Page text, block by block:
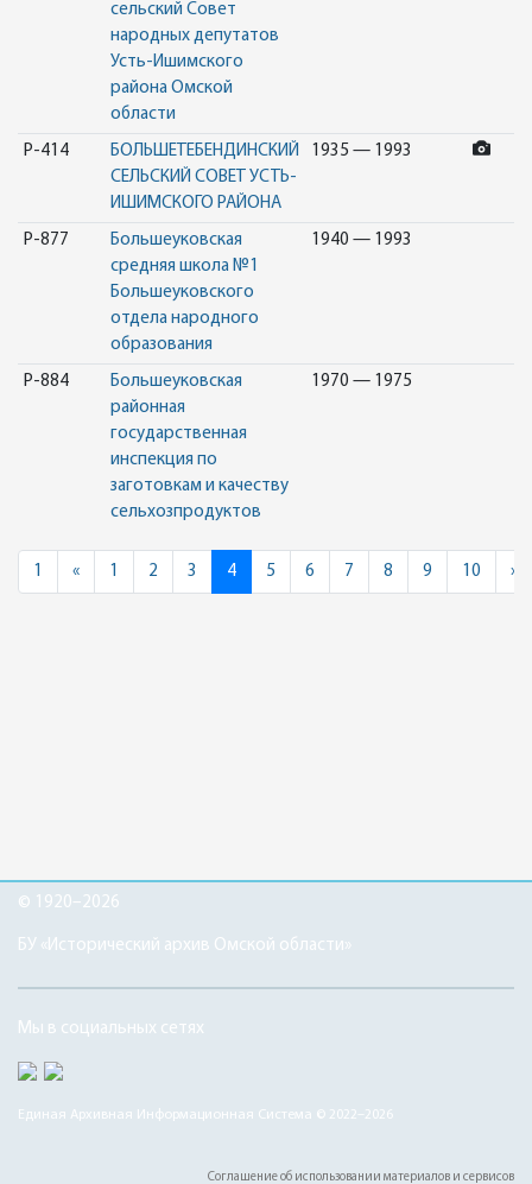
сельский Совет
народных депутатов
Усть-Ишимского
района Омской
области
Р-414
БОЛЬШЕТЕБЕНДИНСКИЙ
СЕЛЬСКИЙ СОВЕТ УСТЬ-
ИШИМСКОГО РАЙОНА
1935 — 1993
Р-877
Большеуковская
средняя школа №1
Большеуковского
отдела народного
образования
1940 — 1993
Р-884
Большеуковская
районная
государственная
инспекция по
заготовкам и качеству
сельхозпродуктов
1970 — 1975
1 «Previous
1 2 3 4 5 6 7 8 9 10 »
© 1920–2026
БУ «Исторический архив Омской области»
Мы в социальных сетях
Единая Архивная Информационная Система © 2022–2026
Соглашение об использовании материалов и сервисов